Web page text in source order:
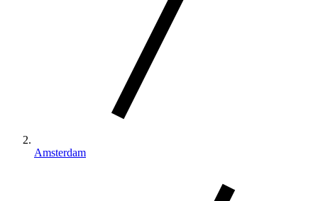
Amsterdam